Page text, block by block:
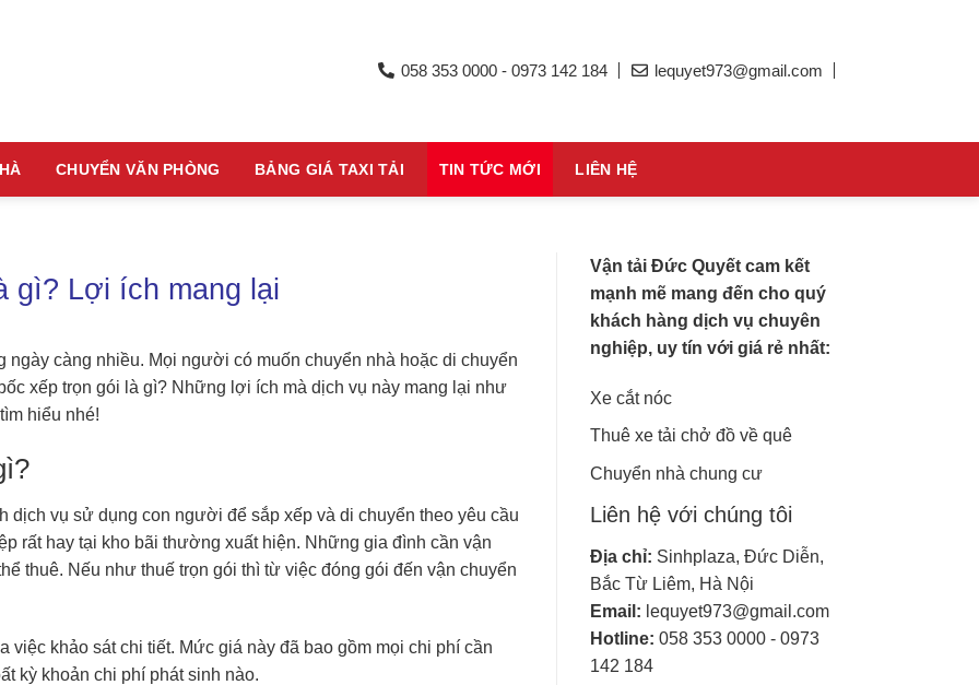
058 353 0000 - 0973 142 184 lequyet973@gmail.com
CHUYỂN VĂN PHÒNG BẢNG GIÁ TAXI TẢI TIN TỨC MỚI LIÊN HỆ
gì? Lợi ích mang lại
ngày càng nhiều. Mọi người có muốn chuyển nhà hoặc di chuyển
xếp trọn gói là gì? Những lợi ích mà dịch vụ này mang lại như
hiểu nhé!
dịch vụ sử dụng con người để sắp xếp và di chuyển theo yêu cầu
rất hay tại kho bãi thường xuất hiện. Những gia đình cần vận
thuê. Nếu như thuế trọn gói thì từ việc đóng gói đến vận chuyển
việc khảo sát chi tiết. Mức giá này đã bao gồm mọi chi phí cần
kỳ khoản chi phí phát sinh nào.
Vận tải Đức Quyết cam kết
mạnh mẽ mang đến cho quý
khách hàng dịch vụ chuyên
nghiệp, uy tín với giá rẻ nhất:
Xe cắt nóc
Thuê xe tải chở đồ về quê
Chuyển nhà chung cư
Liên hệ với chúng tôi
Địa chỉ: Sinhplaza, Đức Diễn,
Bắc Từ Liêm, Hà Nội
Email: lequyet973@gmail.com
Hotline: 058 353 0000 - 0973
142 184